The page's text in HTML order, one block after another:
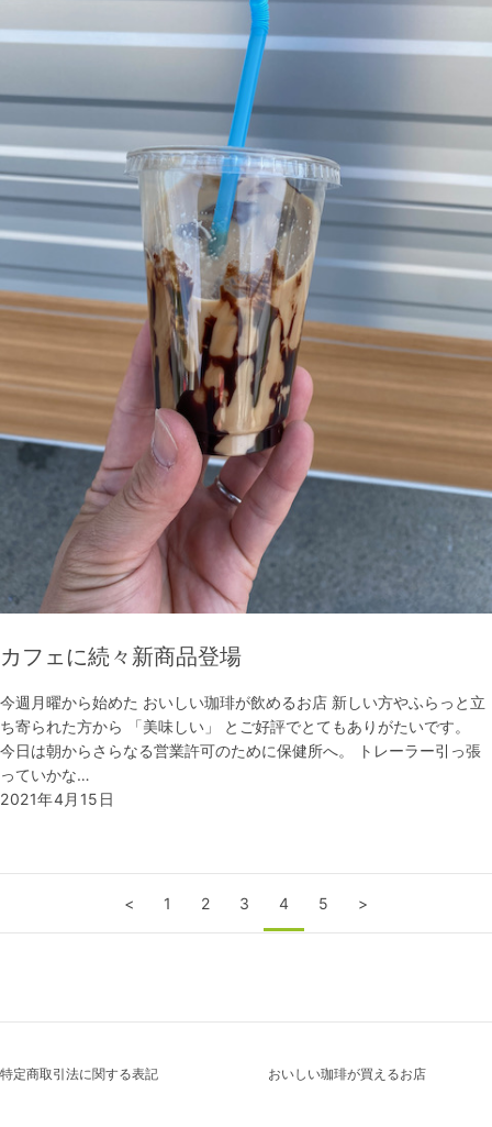
カフェに続々新商品登場
今週月曜から始めた おいしい珈琲が飲めるお店 新しい方やふらっと立
ち寄られた方から 「美味しい」 とご好評でとてもありがたいです。
今日は朝からさらなる営業許可のために保健所へ。 トレーラー引っ張
っていかな…
2021年4月15日
< 1 2 3 4 5 >
特定商取引法に関する表記 おいしい珈琲が買えるお店